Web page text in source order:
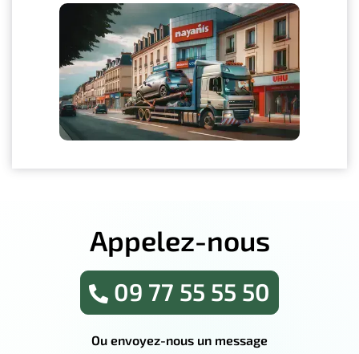
Appelez-nous
09 77 55 55 50
Ou envoyez-nous un message